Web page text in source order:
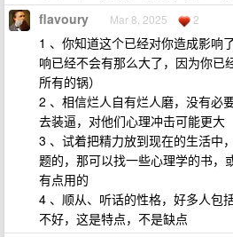
flavoury Mar 8, 2025 2
1 、你知道这个已经对你造成影响
响已经不会有那么大了，因为你已
所有的锅）
2 、相信烂人自有烂人磨，没有必
去装逼，对他们心理冲击可能更大
3 、试着把精力放到现在的生活中
题的，那可以找一些心理学的书，
有点用的
4 、顺从、听话的性格，好多人包
不好，这是特点，不是缺点